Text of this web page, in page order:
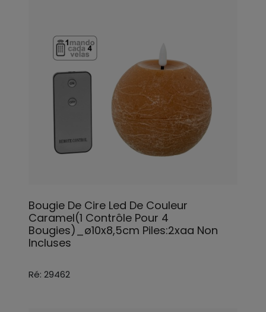
Bougie De Cire Led De Couleur
Caramel(1 Contrôle Pour 4
Bougies)_ø10x8,5cm Piles:2xaa Non
Incluses
Ré: 29462